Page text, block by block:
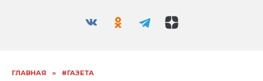
ГЛАВНАЯ » #ГАЗЕТА